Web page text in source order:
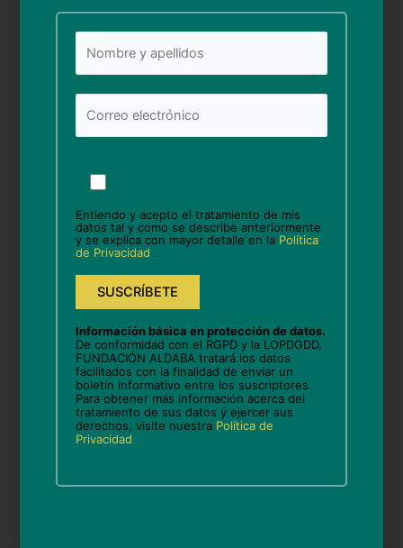
Nombre*
electrónico*
Guarda mi nombre, correo electrónico y web en
este navegador para la próxima vez que comente.
favor,
este
campo
vacío.
Entiendo y acepto el tratamiento de mis
datos tal y como se describe anteriormente
y se explica con mayor detalle en la Política
de Privacidad .
Información básica en protección de datos.
De conformidad con el RGPD y la LOPDGDD,
FUNDACIÓN ALDABA tratará los datos
facilitados con la finalidad de enviar un
boletín informativo entre los suscriptores.
Para obtener más información acerca del
tratamiento de sus datos y ejercer sus
derechos, visite nuestra Política de
Privacidad